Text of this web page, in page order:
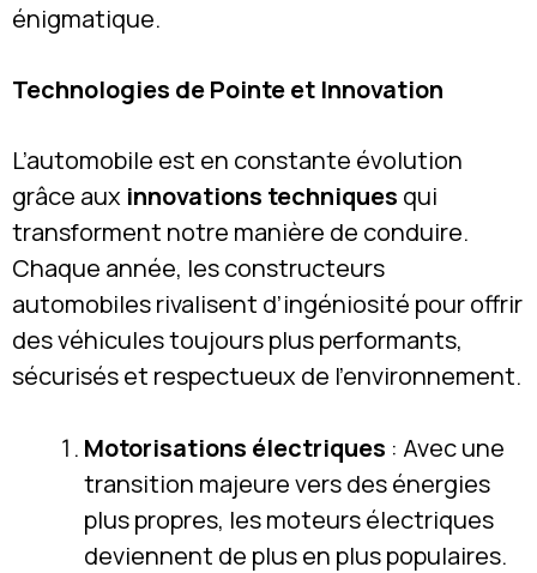
énigmatique.
Technologies de Pointe et Innovation
L’automobile est en constante évolution
grâce aux innovations techniques qui
transforment notre manière de conduire.
Chaque année, les constructeurs
automobiles rivalisent d’ingéniosité pour offrir
des véhicules toujours plus performants,
sécurisés et respectueux de l’environnement.
Motorisations électriques : Avec une
transition majeure vers des énergies
plus propres, les moteurs électriques
deviennent de plus en plus populaires.